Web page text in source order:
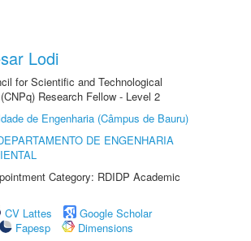
Lodi
for Scientific and Technological
Research Fellow - Level 2
de Engenharia (Câmpus de Bauru)
DE ENGENHARIA
Category: RDIDP Academic
CV Lattes
Google Scholar
Fapesp
Dimensions